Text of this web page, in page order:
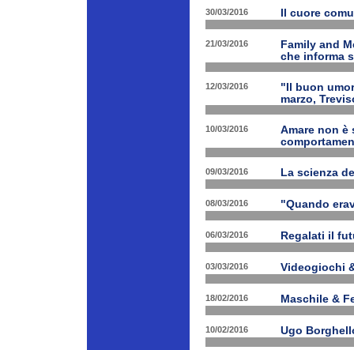
30/03/2016 Il cuore
21/03/2016
Family and
che informa
12/03/2016
"Il buon
marzo,
10/03/2016
Amare non
09/03/2016 La scienza
08/03/2016 "Quando
06/03/2016 Regalati il
03/03/2016 Videogiochi
18/02/2016 Maschile &
10/02/2016 Ugo